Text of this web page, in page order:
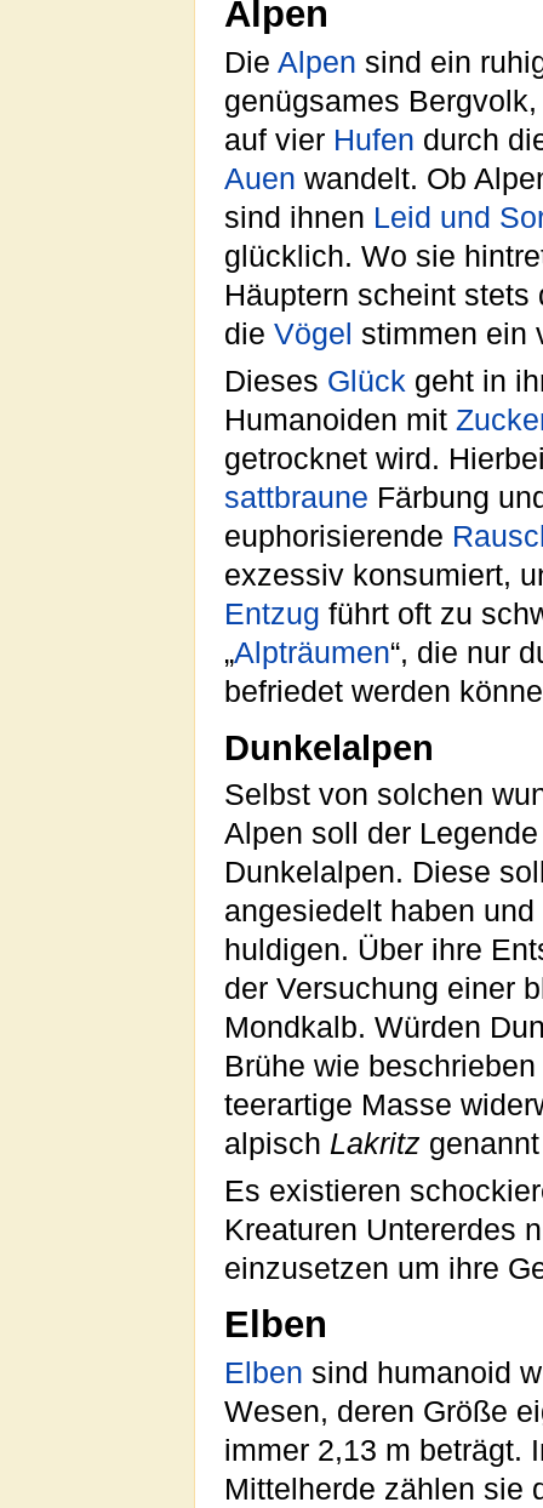
Alpen
Die Alpen sind ein
genügsames
auf vier Hufen durch
Auen wandelt. Ob
sind ihnen Leid und
glücklich. Wo sie
Häuptern scheint
die Vögel stimmen ein
Dieses Glück geht in
Humanoiden mit
getrocknet wird.
sattbraune Färbung
euphorisierende
exzessiv konsumiert,
Entzug führt oft zu
„Alpträumen“, die nur
befriedet werden
Dunkelalpen
Selbst von solchen
Alpen soll der
Dunkelalpen. Diese
angesiedelt haben
huldigen. Über ihre
der Versuchung einer
Mondkalb. Würden
Brühe wie
teerartige Masse
alpisch Lakritz
Es existieren
Kreaturen Untererdes
einzusetzen um ihre
Elben
Elben sind humanoid
Wesen, deren Größe
immer 2,13 m beträgt.
Mittelherde zählen sie